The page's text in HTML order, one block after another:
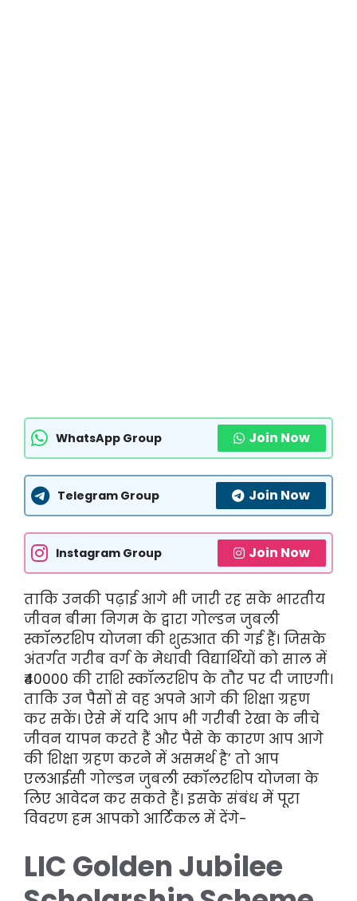
WhatsApp Group Join Now
Telegram Group Join Now
Instagram Group Join Now
ताकि उनकी पढ़ाई आगे भी जारी रह सके भारतीय
जीवन बीमा निगम के द्वारा गोल्डन जुबली
स्कॉलरशिप योजना की शुरुआत की गई हैं। जिसके
अंतर्गत गरीब वर्ग के मेधावी विद्यार्थियों को साल में
₹40000 की राशि स्कॉलरशिप के तौर पर दी जाएगी।
ताकि उन पैसों से वह अपने आगे की शिक्षा ग्रहण
कर सकें। ऐसे में यदि आप भी गरीबी रेखा के नीचे
जीवन यापन करते हैं और पैसे के कारण आप आगे
की शिक्षा ग्रहण करने में असमर्थ है’ तो आप
एलआईसी गोल्डन जुबली स्कॉलरशिप योजना के
लिए आवेदन कर सकते हैं। इसके संबंध में पूरा
विवरण हम आपको आर्टिकल में देंगे-
LIC Golden Jubilee